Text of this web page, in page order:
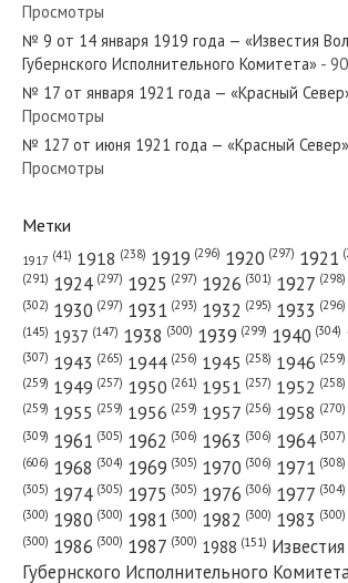
№ 296 от декабря
«Красный Север»
№ 274 от ноября
Просмотры
№ 9 от 14 января 1919 года — «Известия
Губернского Исполнительного Комитета» -
№ 17 от января 1921 года — «Красный
Просмотры
№ 127 от июня 1921 года — «Красный Север»
Просмотры
Метки
1917 (41) 1918 (238) 1919 (296) 1920 (297) 1921
(291) 1924 (297) 1925 (297) 1926 (301) 1927 (298)
(302) 1930 (297) 1931 (293) 1932 (295) 1933 (296)
(145) 1937 (147) 1938 (300) 1939 (299) 1940 (304)
(307) 1943 (265) 1944 (256) 1945 (258) 1946 (259)
(259) 1949 (257) 1950 (261) 1951 (257) 1952 (258)
(259) 1955 (259) 1956 (259) 1957 (256) 1958 (270)
(309) 1961 (305) 1962 (306) 1963 (306) 1964 (307)
(606) 1968 (304) 1969 (305) 1970 (306) 1971 (308)
(305) 1974 (305) 1975 (305) 1976 (306) 1977 (304)
(300) 1980 (300) 1981 (300) 1982 (300) 1983 (300)
(300) 1986 (300) 1987 (300) 1988 (151)
Губернского Исполнительного